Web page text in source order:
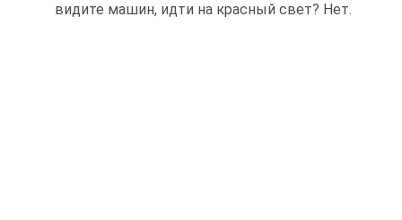
видите машин, идти на красный свет? Нет.